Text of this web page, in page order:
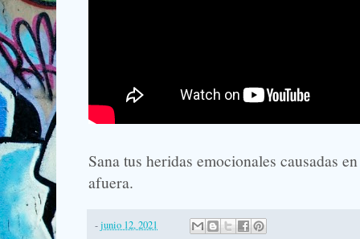
Sana tus heridas emocionales causadas
afuera.
-junio 12, 2021